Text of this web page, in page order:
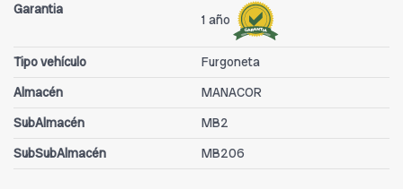
Garantia
1 año
Tipo vehículo
Furgoneta
Almacén
MANACOR
SubAlmacén
MB2
SubSubAlmacén
MB206